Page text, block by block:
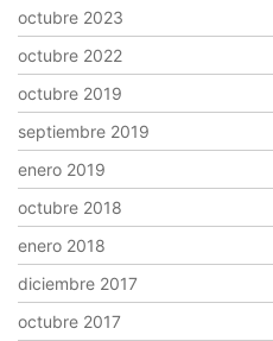
octubre 2023
octubre 2022
octubre 2019
septiembre 2019
enero 2019
octubre 2018
enero 2018
diciembre 2017
octubre 2017